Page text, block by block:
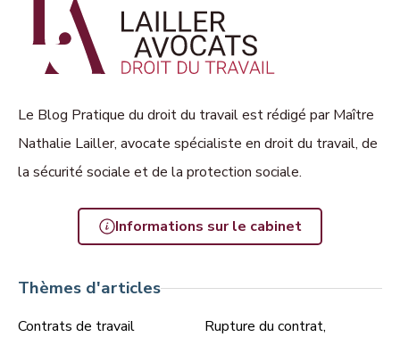
Le Blog Pratique du droit du travail est rédigé par Maître
Nathalie Lailler, avocate spécialiste en droit du travail, de
la sécurité sociale et de la protection sociale.
Informations sur le cabinet
Thèmes d'articles
Contrats de travail
Rupture du contrat,